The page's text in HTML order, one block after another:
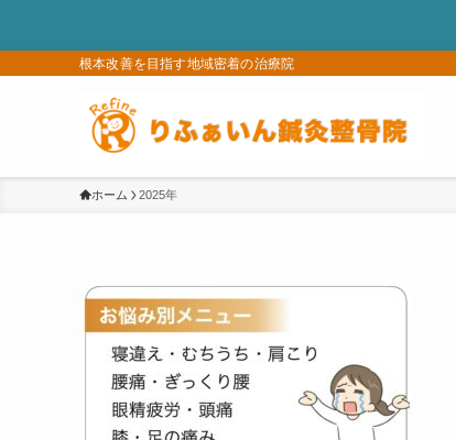
根本改善を目指す地域密着の治療院
ホーム 2025年